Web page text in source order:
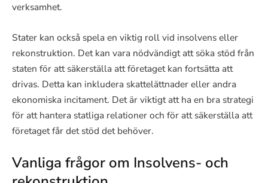
verksamhet.
Stater kan också spela en viktig roll vid insolvens eller
rekonstruktion. Det kan vara nödvändigt att söka stöd från
staten för att säkerställa att företaget kan fortsätta att
drivas. Detta kan inkludera skattelättnader eller andra
ekonomiska incitament. Det är viktigt att ha en bra strategi
för att hantera statliga relationer och för att säkerställa att
företaget får det stöd det behöver.
Vanliga frågor om Insolvens- och